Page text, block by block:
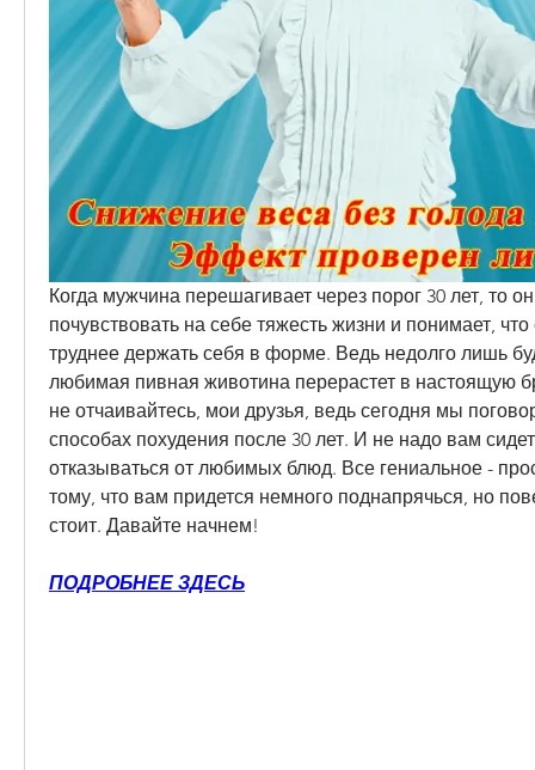
Когда мужчина перешагивает через порог 30 лет, то
почувствовать на себе тяжесть жизни и понимает,
труднее держать себя в форме. Ведь недолго лишь
любимая пивная животина перерастет в настоящую
не отчаивайтесь, мои друзья, ведь сегодня мы
способах похудения после 30 лет. И не надо вам
отказываться от любимых блюд. Все гениальное -
тому, что вам придется немного поднапрячься, но
стоит. Давайте начнем!
ПОДРОБНЕЕ ЗДЕСЬ